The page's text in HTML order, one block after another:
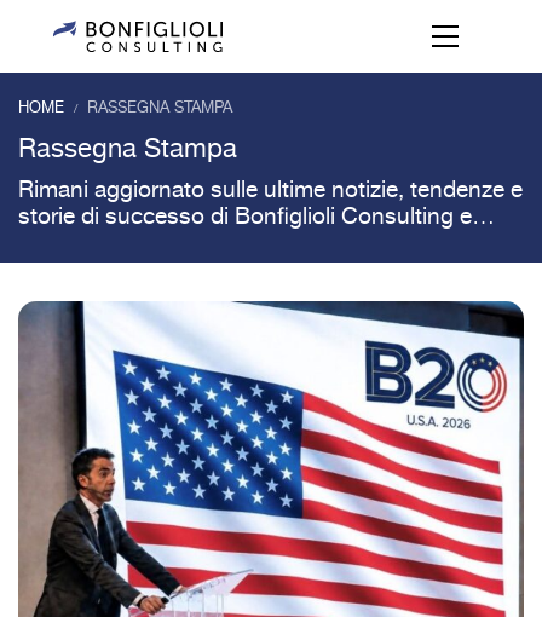
HOME / RASSEGNA STAMPA
Rassegna Stampa
Rimani aggiornato sulle ultime notizie, tendenze e
storie di successo di Bonfiglioli Consulting e